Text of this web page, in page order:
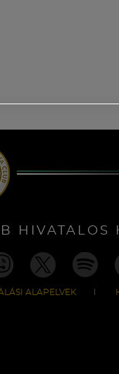
HIVATALOS
ALAPELVEK